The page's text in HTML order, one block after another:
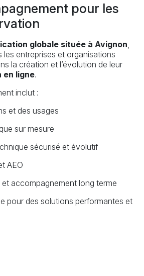
pour les
globale située à Avignon
entreprises et organisations
la création et l’évolution de leur
en ligne.
inclut :
et des usages
sur mesure
sécurisé et évolutif
AEO
accompagnement long terme
pour des solutions performantes et